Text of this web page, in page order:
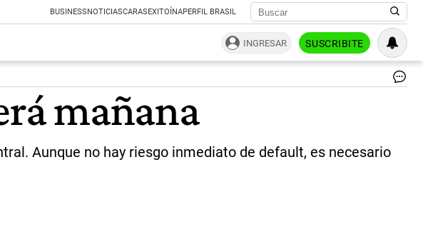
BUSINESSNOTICIASCARASEXITOÍNAPERFIL BRASIL
INGRESAR SUSCRIBITE
mañana
Aunque no hay riesgo inmediato de default, es necesario